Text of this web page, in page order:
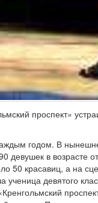
проспект»
годом. В
девушек в возрасте
50 красавиц, а на
девятого